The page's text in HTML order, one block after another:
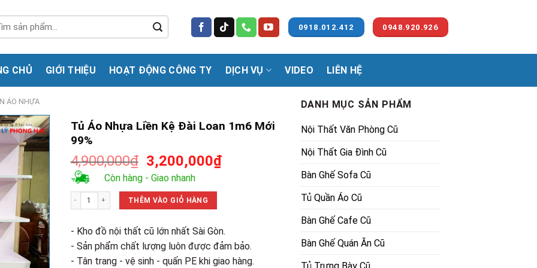
0918.012.412 0948.920.926
CHỦ GIỚI THIỆU HOẠT ĐỘNG CÔNG TY DỊCH VỤ VIDEO LIÊN HỆ
ÁO NHỰA
Tủ Áo Nhựa Liền Kệ Đài Loan 1m6 Mới
99%
4,900,000₫ Giá
gốc
là:
4,900,000₫.
3,200,000₫Giá
Còn hàng - Giao nhanh
Tủ Áo Nhựa Liền Kệ Đài Loan 1m6 Mới 99% số lượng
THÊM VÀO GIỎ HÀNG
- Kho đồ nội thất cũ lớn nhất Sài Gòn.
- Sản phẩm chất lượng luôn được đảm bảo.
- Tân trang - vệ sinh - quấn PE khi giao hàng.
DANH MỤC SẢN PHẨM
Nội Thất Văn Phòng Cũ
Nội Thất Gia Đình Cũ
Bàn Ghế Sofa Cũ
Tủ Quần Áo Cũ
Bàn Ghế Cafe Cũ
Bàn Ghế Quán Ăn Cũ
Tủ Trưng Bày Cũ